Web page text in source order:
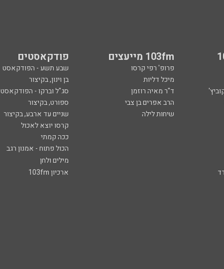
103fm מייעצים פודקאסטים
פרופ' רפי קרסו שבע תשע - הפודקאסט
מיכל דליות בן וינון, בקיצור
ד"ר מאיה רוזמן סג"ל וברקו - הפודקאסט
הרב אפרים בן צבי ספורט, בקיצור
שיחות לילה שניים עד ארבע, בקיצור
קרסו יוצא לאכול
ככה קמתי
הכול פתוח - אמנון רגב
מילים ולחן
ארכיון 103fm